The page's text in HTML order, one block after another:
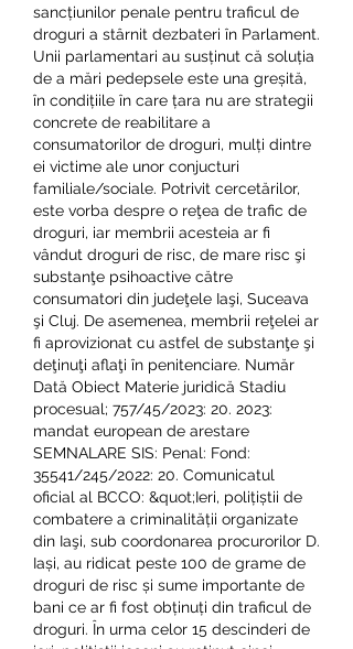
sancțiunilor penale pentru traficul de
droguri a stârnit dezbateri în Parlament.
Unii parlamentari au susținut că soluția
de a mări pedepsele este una greșită,
în condițiile în care țara nu are strategii
concrete de reabilitare a
consumatorilor de droguri, mulți dintre
ei victime ale unor conjucturi
familiale/sociale. Potrivit cercetărilor,
este vorba despre o reţea de trafic de
droguri, iar membrii acesteia ar fi
vândut droguri de risc, de mare risc şi
substanţe psihoactive către
consumatori din judeţele Iaşi, Suceava
şi Cluj. De asemenea, membrii reţelei ar
fi aprovizionat cu astfel de substanţe şi
deţinuţi aflaţi în penitenciare. Număr
Dată Obiect Materie juridică Stadiu
procesual; 757/45/2023: 20. 2023:
mandat european de arestare
SEMNALARE SIS: Penal: Fond:
35541/245/2022: 20. Comunicatul
oficial al BCCO: &quot;Ieri, polițiștii de
combatere a criminalității organizate
din Iaşi, sub coordonarea procurorilor D.
Iași, au ridicat peste 100 de grame de
droguri de risc și sume importante de
bani ce ar fi fost obținuți din traficul de
droguri. În urma celor 15 descinderi de